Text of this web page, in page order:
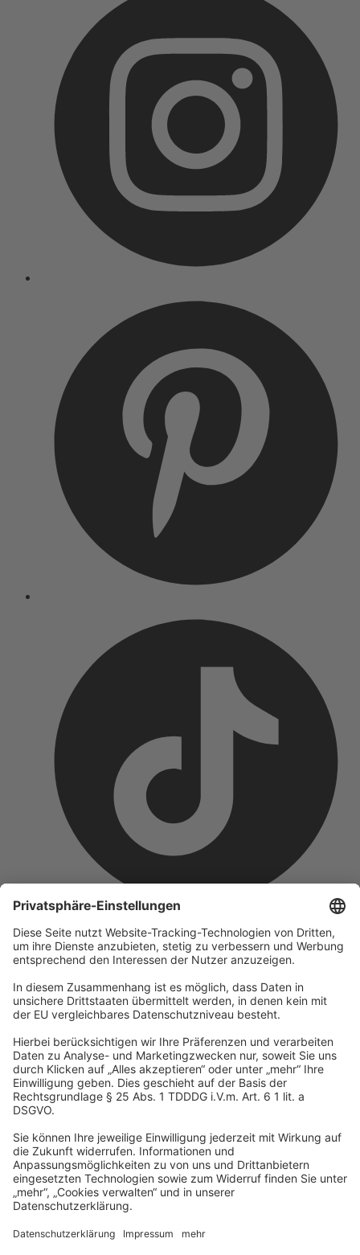
Unternehmen
Wir sind Teil der REWE Group und ihrer Touristiksparte
DERTOUR Group. Damit gehören wir zu einer der größten
touristischen Unternehmensgruppen in Europa.
© 2026A-ROSA Hotels
Presse
Datenschutz